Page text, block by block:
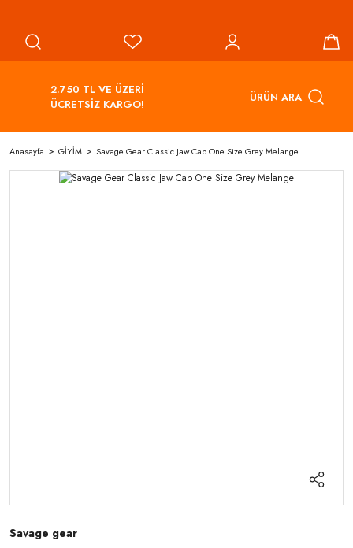
2.750 TL VE ÜZERİ
ÜCRETSİZ KARGO!
ÜRÜN ARA
Anasayfa GİYİM Savage Gear Classic Jaw Cap One Size Grey Melange
Savage gear